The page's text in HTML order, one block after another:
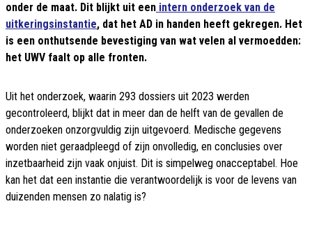
onder de maat. Dit blijkt uit een intern onderzoek van de
uitkeringsinstantie, dat het AD in handen heeft gekregen. Het
is een onthutsende bevestiging van wat velen al vermoedden:
het UWV faalt op alle fronten.
Uit het onderzoek, waarin 293 dossiers uit 2023 werden
gecontroleerd, blijkt dat in meer dan de helft van de gevallen de
onderzoeken onzorgvuldig zijn uitgevoerd. Medische gegevens
worden niet geraadpleegd of zijn onvolledig, en conclusies over
inzetbaarheid zijn vaak onjuist. Dit is simpelweg onacceptabel. Hoe
kan het dat een instantie die verantwoordelijk is voor de levens van
duizenden mensen zo nalatig is?